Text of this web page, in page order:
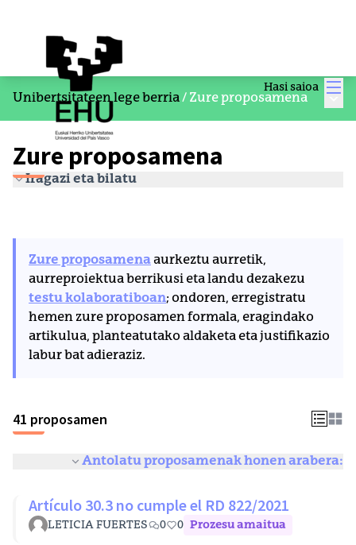
Hasi saioa
Unibertsitateen lege berria/ Zure proposamena
Zure proposamena
Iragazi eta bilatu
Zure proposamenaaurkeztu aurretik,
aurreproiektua berrikusi eta landu dezakezu
testu kolaboratiboan; ondoren, erregistratu
hemen zure proposamen formala, eragindako
artikulua, planteatutako aldaketa eta justifikazio
labur bat adieraziz.
41 proposamen
Antolatu proposamenak honen arabera:
Artículo 30.3 no cumple el RD 822/2021
LETICIA FUERTES 0 0 Prozesu amaitua